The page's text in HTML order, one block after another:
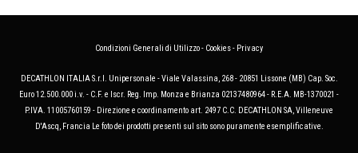
Condizioni Generali di Utilizzo- Cookies- Privacy
DECATHLON ITALIA S.r.l. Unipersonale - Viale Valassina, 268 - 20851 Lissone (MB) Cap. Soc.
Euro 12.500.000 i.v. - C.F. e Iscr. Reg. Imp. Monza e Brianza 02137480964 - R.E.A. MB-1370021 -
P.IVA. 11005760159 - Direzione e coordinamento art. 2497 C.C. DECATHLON SA, Villeneuve
D'Ascq, Francia Le foto dei prodotti presenti sul sito sono puramente esemplificative.